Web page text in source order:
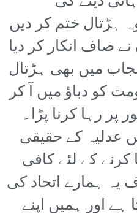
ختم کر دیں
صاف انکار کر دیا
میں بھی ہڑتال
کو دباؤ میں آ کر
رہا کرنا پڑا۔
عدلیہ کے حقیقی
کرنے کے لئے کافی
ہمارے اتحاد کی
اور ہمیں اپنے